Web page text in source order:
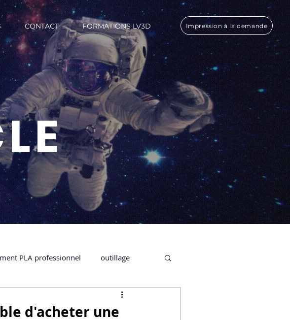
CONTACT FORMATIONS LV3D Impression à la demande
PLA professionnel outillage
d'acheter une